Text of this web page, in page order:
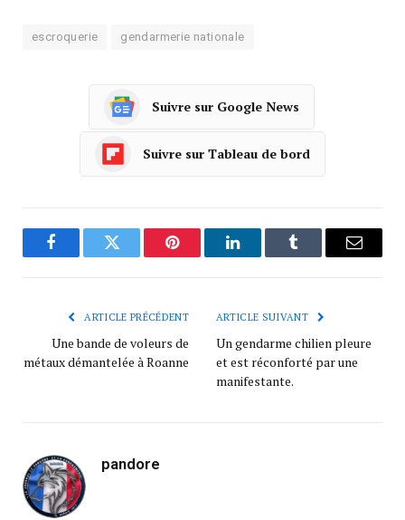
escroquerie gendarmerie nationale
Suivre sur Google News
Suivre sur Tableau de bord
FacebookTwitter Pinterest LinkedInTumblr
ARTICLE PRÉCÉDENT
Une bande de voleurs de
métaux démantelée à Roanne
ARTICLE SUIVANT
Un gendarme chilien pleure
et est réconforté par une
manifestante.
pandore